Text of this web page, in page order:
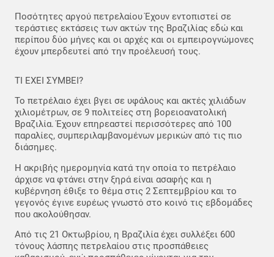
Ποσότητες αργού πετρελαίου Έχουν εντοπιστεί σε
τεράστιες εκτάσεις των ακτών της Βραζιλίας εδώ και
περίπου δύο μήνες και οι αρχές και οι εμπειρογνώμονες
έχουν μπερδευτεί από την προέλευσή τους.
ΤΙ ΕΧΕΙ ΣΥΜΒΕΙ?
Το πετρέλαιο έχει βγει σε υφάλους και ακτές χιλιάδων
χιλιομέτρων, σε 9 πολιτείες στη βορειοανατολική
Βραζιλία. Έχουν επηρεαστεί περισσότερες από 100
παραλίες, συμπεριλαμβανομένων μερικών από τις πιο
διάσημες.
Η ακριβής ημερομηνία κατά την οποία το πετρέλαιο
άρχισε να φτάνει στην ξηρά είναι ασαφής και η
κυβέρνηση έθιξε το θέμα στις 2 Σεπτεμβρίου και το
γεγονός έγινε ευρέως γνωστό στο κοινό τις εβδομάδες
που ακολούθησαν.
Από τις 21 Οκτωβρίου, η Βραζιλία έχει συλλέξει 600
τόνους λάσπης πετρελαίου στις προσπάθειες